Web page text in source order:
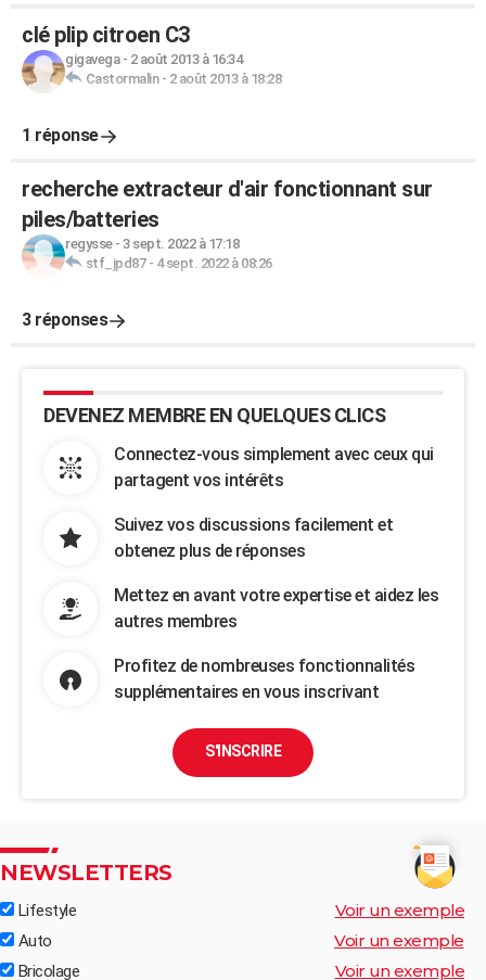
clé plip citroen C3
gigavega- 2 août 2013 à 16:34
Castormalin- 2 août 2013 à 18:28
1 réponse
recherche extracteur d'air fonctionnant sur
piles/batteries
regysse- 3 sept. 2022 à 17:18
stf_jpd87- 4 sept. 2022 à 08:26
3 réponses
DEVENEZ MEMBRE EN QUELQUES CLICS
Connectez-vous simplement avec ceux qui
partagent vos intérêts
Suivez vos discussions facilement et
obtenez plus de réponses
Mettez en avant votre expertise et aidez les
autres membres
Profitez de nombreuses fonctionnalités
supplémentaires en vous inscrivant
S'INSCRIRE
NEWSLETTERS
Lifestyle Voir un exemple
Auto Voir un exemple
Bricolage Voir un exemple